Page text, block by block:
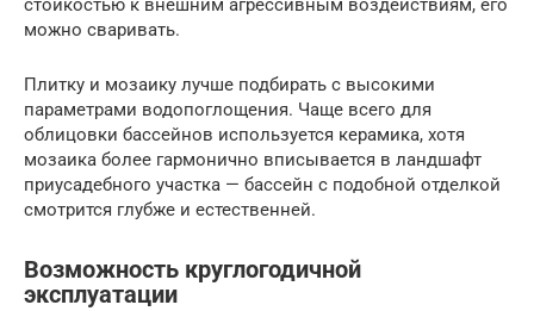
стойкостью к внешним агрессивным воздействиям, его
можно сваривать.
Плитку и мозаику лучше подбирать с высокими
параметрами водопоглощения. Чаще всего для
облицовки бассейнов используется керамика, хотя
мозаика более гармонично вписывается в ландшафт
приусадебного участка — бассейн с подобной отделкой
смотрится глубже и естественней.
Возможность круглогодичной
эксплуатации